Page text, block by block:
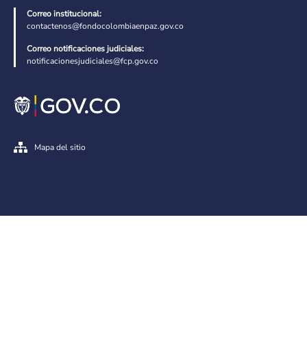
Correo institucional:
contactenos@fondocolombiaenpaz.gov.co
Correo notificaciones judiciales:
notificacionesjudiciales@fcp.gov.co
Mapa del sitio